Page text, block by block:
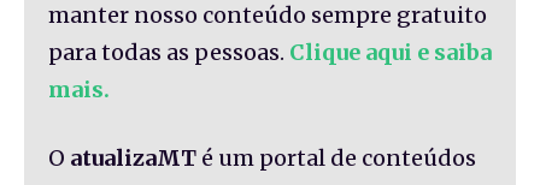
manter nosso conteúdo sempre gratuito
para todas as pessoas. Clique aqui e saiba
mais.
O atualizaMT é um portal de conteúdos